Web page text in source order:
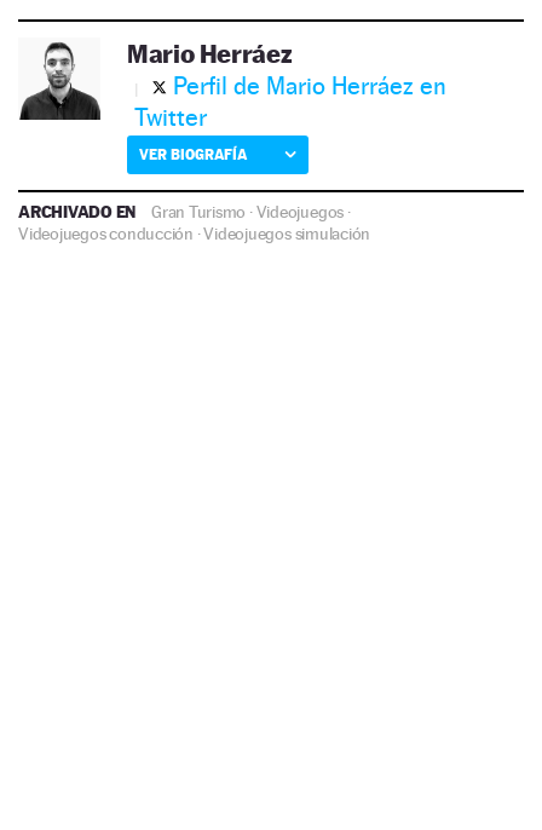
Mario Herráez
Perfil de Mario Herráez en
Twitter
VER BIOGRAFÍA
ARCHIVADO EN Gran Turismo ·Videojuegos ·
Videojuegos conducción ·Videojuegos simulación